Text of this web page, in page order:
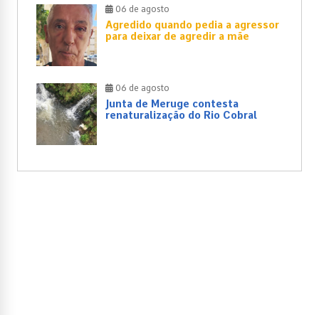
06 de agosto
Agredido quando pedia a agressor
para deixar de agredir a mãe
06 de agosto
Junta de Meruge contesta
renaturalização do Rio Cobral